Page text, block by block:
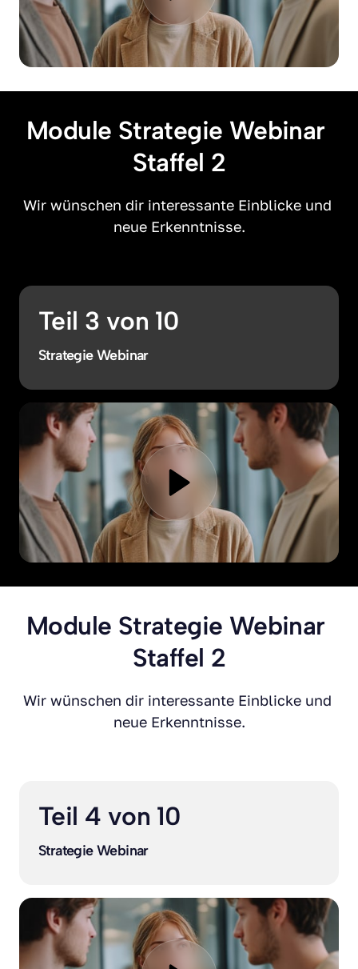
Module Strategie Webinar
Staffel 2
Wir wünschen dir interessante Einblicke und
neue Erkenntnisse.
Teil 3 von 10
Strategie Webinar
Module Strategie Webinar
Staffel 2
Wir wünschen dir interessante Einblicke und
neue Erkenntnisse.
Teil 4 von 10
Strategie Webinar